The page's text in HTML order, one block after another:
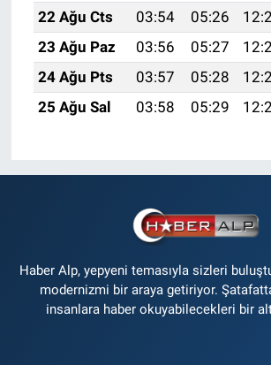
22 Ağu Cts
03:54 05:26
23 Ağu Paz
03:56 05:27
24 Ağu Pts
03:57 05:28
25 Ağu Sal
03:58 05:29
Haber Alp, yepyeni temasıyla sizleri
modernizmi bir araya getiriyor.
insanlara haber okuyabilecekleri bir